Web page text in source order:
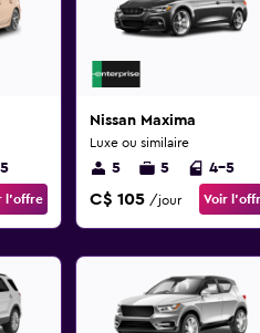
l’offre
Nissan Maxima
Luxe ou similaire
5 5 4-5
C$ 105 /jour Voir